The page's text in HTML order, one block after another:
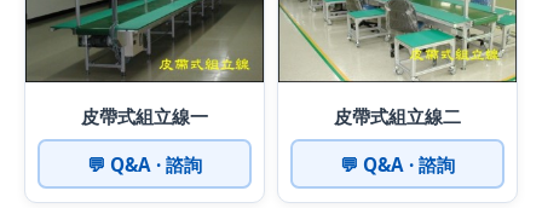
皮帶式組立線一
💬 Q&A · 諮詢
皮帶式組立線二
💬 Q&A · 諮詢